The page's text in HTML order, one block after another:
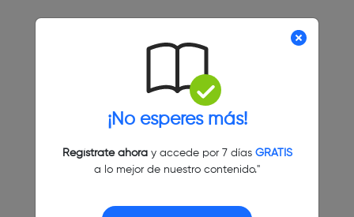
¡No esperes más!
Regístrate ahoray accede por 7 días GRATIS
a lo mejor de nuestro contenido."